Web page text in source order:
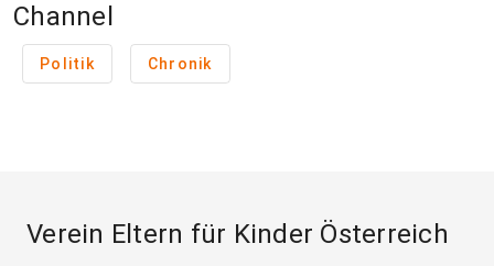
Channel
Politik Chronik
Verein Eltern für Kinder Österreich